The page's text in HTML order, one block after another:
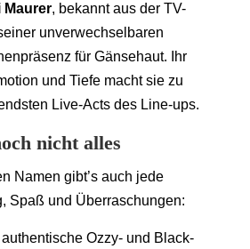
Maurer, bekannt aus der TV-
unverwechselbaren
für Gänsehaut. Ihr
und Tiefe macht sie zu
Live-Acts des Line-ups.
nicht alles
Namen gibt’s auch jede
Spaß und Überraschungen:
Ozzy- und Black-